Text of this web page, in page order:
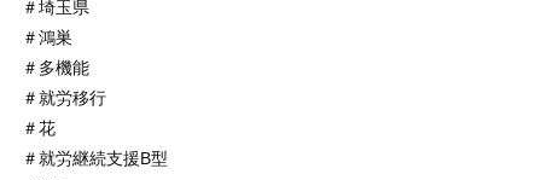
＃埼玉県
＃鴻巣
＃多機能
＃就労移行
＃花
＃就労継続支援B型